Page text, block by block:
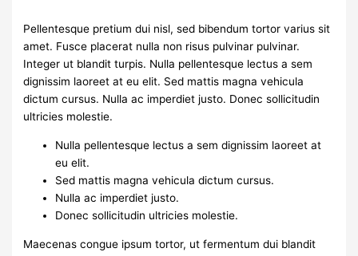
Pellentesque pretium dui nisl, sed bibendum tortor varius sit
amet. Fusce placerat nulla non risus pulvinar pulvinar.
Integer ut blandit turpis. Nulla pellentesque lectus a sem
dignissim laoreet at eu elit. Sed mattis magna vehicula
dictum cursus. Nulla ac imperdiet justo. Donec sollicitudin
ultricies molestie.
Nulla pellentesque lectus a sem dignissim laoreet at
eu elit.
Sed mattis magna vehicula dictum cursus.
Nulla ac imperdiet justo.
Donec sollicitudin ultricies molestie.
Maecenas congue ipsum tortor, ut fermentum dui blandit